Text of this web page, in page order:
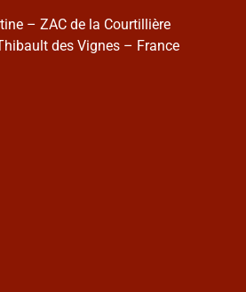
– ZAC de la Courtillière
des Vignes – France